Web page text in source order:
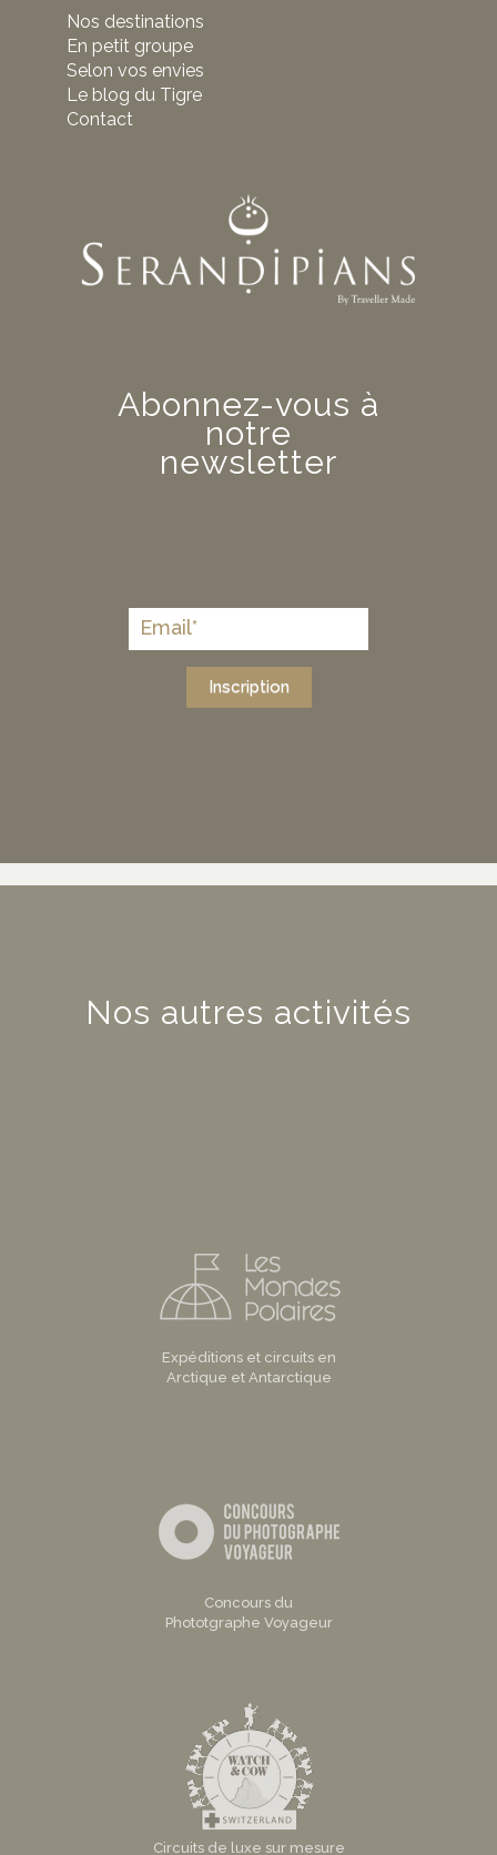
Nos destinations
En petit groupe
Selon vos envies
Le blog du Tigre
Contact
Abonnez-vous à
notre
newsletter
Inscription
Nos autres activités
Expéditions et circuits en
Arctique et Antarctique
Concours du
Phototgraphe Voyageur
Circuits de luxe sur mesure